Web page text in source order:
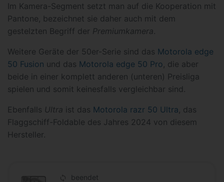
Im Kamera-Segment setzt man auf die Kooperation mit
Pantone, bezeichnet sie daher auch mit dem
gestelzten Begriff der Premiumkamera.
Weitere Geräte der 50er-Serie sind das Motorola edge
50 Fusion und das Motorola edge 50 Pro, die aber
beide in einer komplett anderen (unteren) Preisliga
spielen und somit keinesfalls vergleichbar sind.
Ebenfalls Ultra ist das Motorola razr 50 Ultra, das
Flaggschiff-Foldable des Jahres 2024 von diesem
Hersteller.
beendet